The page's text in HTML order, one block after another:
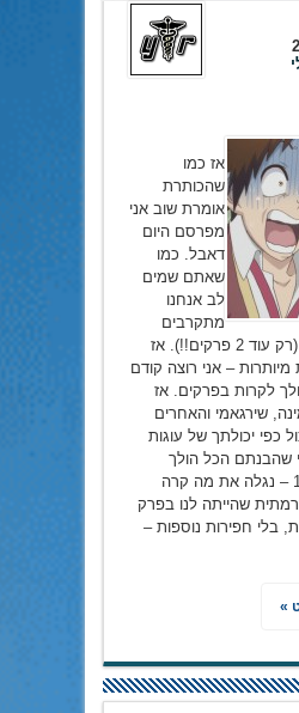
אז כמו
שהכותרת
אומרת שוב אני
מפרסם היום
דאבל. כמו
שאתם שמים
לב אנחנו
מתקרבים
בצעדי ענק לסוף (רק עוד 2 פרקים!!). אז
מיותרות – אני רוצה קודם
לקרות בפרקים. אז
שירגאמי והאחרים
כפי יכולתך של עוגות
שהבנתם הכל הולך
להסתבך. פרק 11 – נגלה את מה קרה
שהייתה לנו בפרק
בלי חפירות נוספות –
»